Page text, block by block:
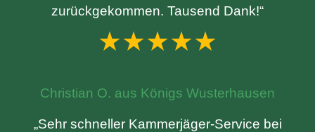
zurückgekommen. Tausend Dank!“
★★★★★
Christian O. aus Königs Wusterhausen
„Sehr schneller Kammerjäger-Service bei